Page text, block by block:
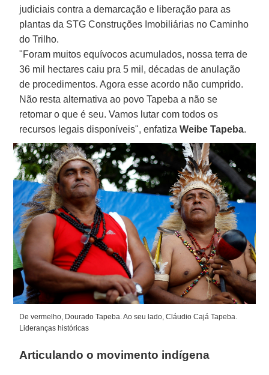
judiciais contra a demarcação e liberação para as
plantas da STG Construções Imobiliárias no Caminho
do Trilho.
"Foram muitos equívocos acumulados, nossa terra de
36 mil hectares caiu pra 5 mil, décadas de anulação
de procedimentos. Agora esse acordo não cumprido.
Não resta alternativa ao povo Tapeba a não se
retomar o que é seu. Vamos lutar com todos os
recursos legais disponíveis", enfatizaWeibe Tapeba.
De vermelho, Dourado Tapeba. Ao seu lado, Cláudio Cajá Tapeba.
Lideranças históricas
Articulando o movimento indígena